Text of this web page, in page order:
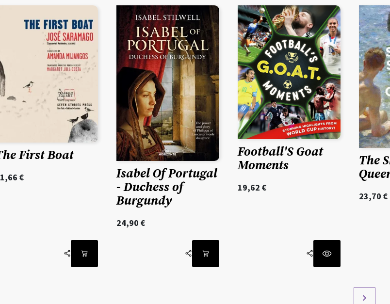
First Boat
€ Isabel Of Portugal
- Duchess of
Burgundy
24,90 €
Football'S Goat
Moments
19,62 €
The
23,70 €